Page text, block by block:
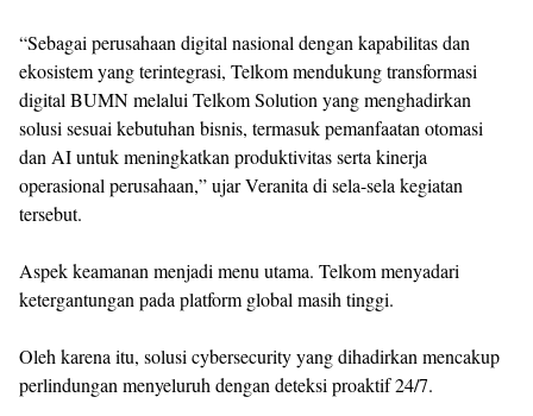
“Sebagai perusahaan digital nasional dengan kapabilitas dan
ekosistem yang terintegrasi, Telkom mendukung transformasi
digital BUMN melalui Telkom Solution yang menghadirkan
solusi sesuai kebutuhan bisnis, termasuk pemanfaatan otomasi
dan AI untuk meningkatkan produktivitas serta kinerja
operasional perusahaan,” ujar Veranita di sela-sela kegiatan
tersebut.
Aspek keamanan menjadi menu utama. Telkom menyadari
ketergantungan pada platform global masih tinggi.
Oleh karena itu, solusi cybersecurity yang dihadirkan mencakup
perlindungan menyeluruh dengan deteksi proaktif 24/7.